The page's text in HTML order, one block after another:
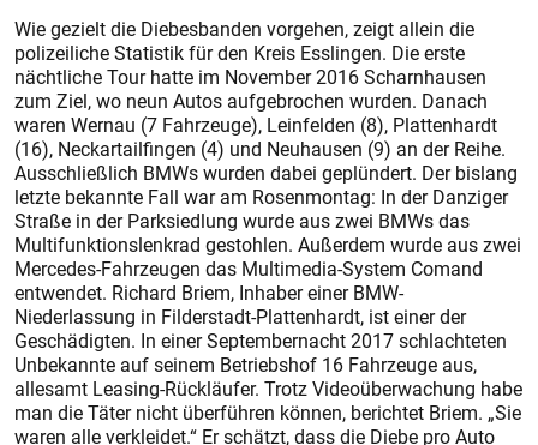
Wie gezielt die Diebesbanden vorgehen, zeigt allein die
polizeiliche Statistik für den Kreis Esslingen. Die erste
nächtliche Tour hatte im November 2016 Scharnhausen
zum Ziel, wo neun Autos aufgebrochen wurden. Danach
waren Wernau (7 Fahrzeuge), Leinfelden (8), Plattenhardt
(16), Neckartailfingen (4) und Neuhausen (9) an der Reihe.
Ausschließlich BMWs wurden dabei geplündert. Der bislang
letzte bekannte Fall war am Rosenmontag: In der Danziger
Straße in der Parksiedlung wurde aus zwei BMWs das
Multifunktionslenkrad gestohlen. Außerdem wurde aus zwei
Mercedes-Fahrzeugen das Multimedia-System Comand
entwendet. Richard Briem, Inhaber einer BMW-
Niederlassung in Filderstadt-Plattenhardt, ist einer der
Geschädigten. In einer Septembernacht 2017 schlachteten
Unbekannte auf seinem Betriebshof 16 Fahrzeuge aus,
allesamt Leasing-Rückläufer. Trotz Videoüberwachung habe
man die Täter nicht überführen können, berichtet Briem. „Sie
waren alle verkleidet.“ Er schätzt, dass die Diebe pro Auto